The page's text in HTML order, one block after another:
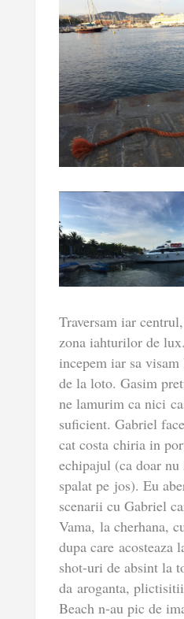
Traversam iar
zona iahturilor de
incepem iar sa
de la loto. Gasim
ne lamurim ca nici
suficient. Gabriel
cat costa chiria in
echipajul (ca doar nu
spalat pe jos). Eu
scenarii cu Gabriel
Vama, la cherhana,
dupa care acosteaza
shot-uri de absint la
da aroganta,
Beach n-au pic de